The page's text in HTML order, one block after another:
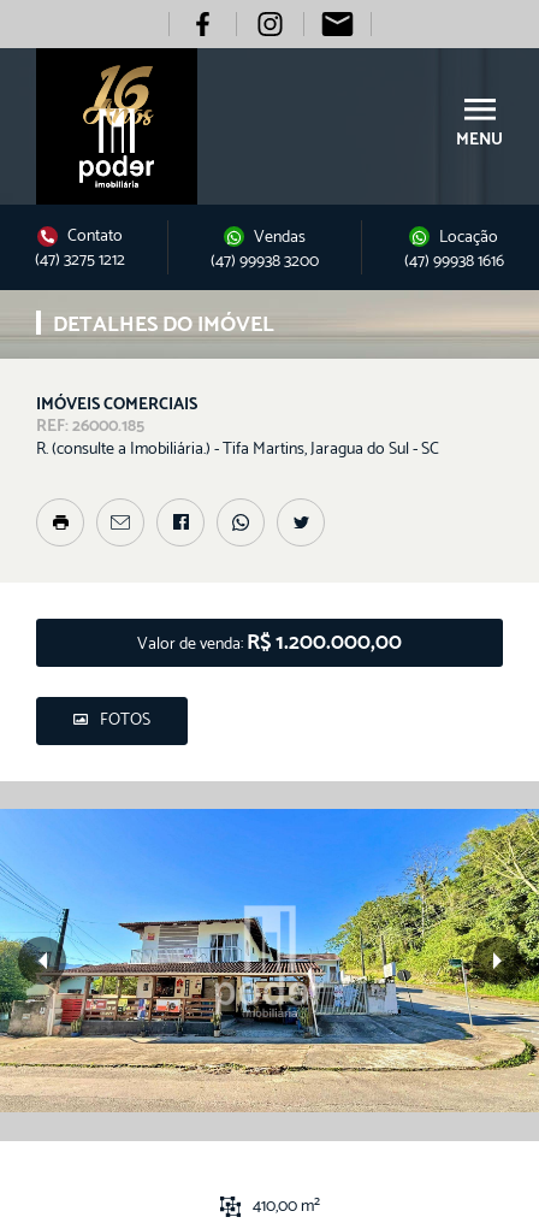
MENU
Contato
(47) 3275 1212
Vendas
(47) 99938 3200
Locação
(47) 99938 1616
DETALHES DO IMÓVEL
IMÓVEIS COMERCIAIS
REF: 26000.185
R. (consulte a Imobiliária.) - Tifa Martins, Jaragua do Sul - SC
FOTOS
Valor de venda:R$ 1.200.000,00
410,00 m²